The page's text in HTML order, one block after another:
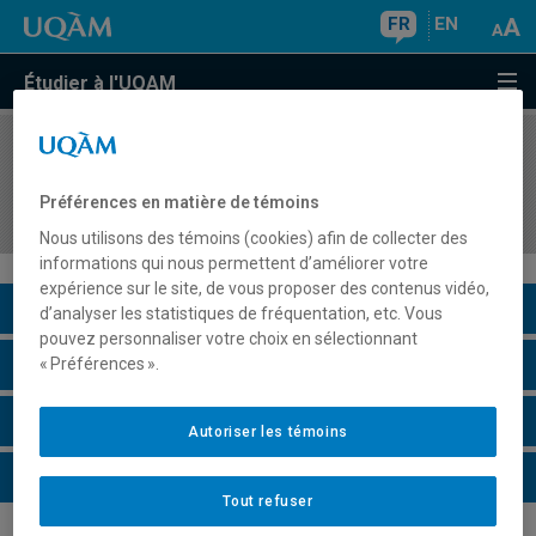
FR EN
Étudier à l'UQAM
COURS//
international
Description du cours
Horaire - Été 2026
Horaire - Automne 2026
Horaire - Hiver 2027
Préférences en matière de témoins
Nous utilisons des témoins (cookies) afin de collecter des
informations qui nous permettent d’améliorer votre
expérience sur le site, de vous proposer des contenus vidéo,
d’analyser les statistiques de fréquentation, etc. Vous
pouvez personnaliser votre choix en sélectionnant
« Préférences ».
Tout refuser
Autoriser les témoins